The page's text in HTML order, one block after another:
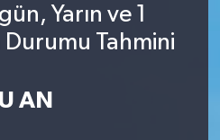
Yarın ve 1
Durumu Tahmini
AN